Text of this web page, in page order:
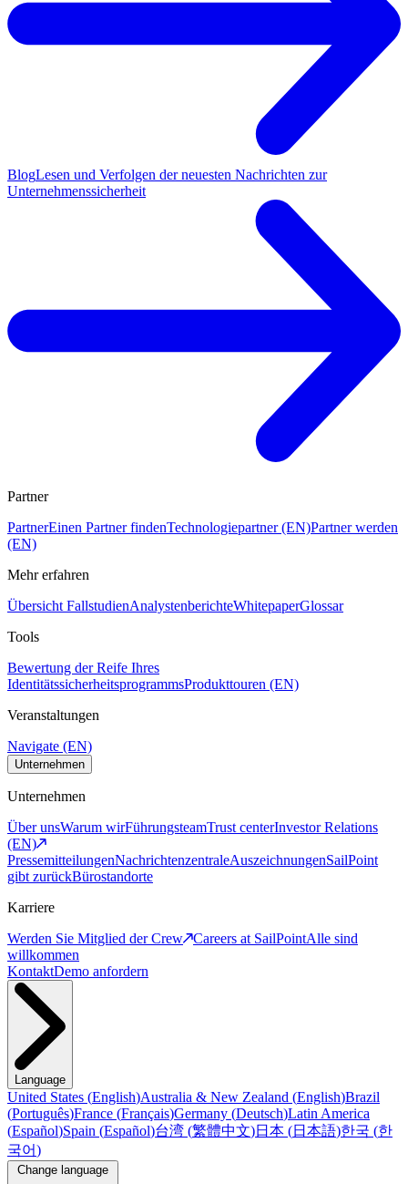
BlogLesen und Verfolgen der neuesten Nachrichten zur
Unternehmenssicherheit
Partner
PartnerEinen Partner findenTechnologiepartner (EN)Partner werden
(EN)
Mehr erfahren
Übersicht FallstudienAnalystenberichteWhitepaperGlossar
Tools
Bewertung der Reife Ihres
IdentitätssicherheitsprogrammsProdukttouren (EN)
Veranstaltungen
Navigate (EN)
Unternehmen
Unternehmen
Über unsWarum wirFührungsteamTrust centerInvestor Relations
(EN)
PressemitteilungenNachrichtenzentraleAuszeichnungenSailPoint
gibt zurückBürostandorte
Karriere
Werden Sie Mitglied der Crew
Careers at SailPointAlle sind
willkommen
KontaktDemo anfordern
Language
United States (English)Australia & New Zealand (English)Brazil
(Português)France (Français)Germany (Deutsch)Latin America
(Español)Spain (Español)台湾 (繁體中文)日本 (日本語)한국 (한
국어)
Change language